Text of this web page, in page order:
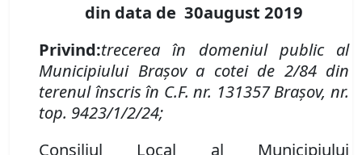
din data de 30august2019
Privind:trecerea în domeniul public al
Municipiului Braşov a cotei de 2/84 din
terenul înscris în C.F. nr. 131357 Brașov,nr.
top. 9423/1/2/24;
Consiliul Local al Municipiului